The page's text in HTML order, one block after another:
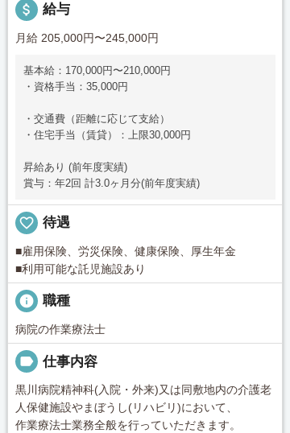
attach_money 給与
月給 205,000円〜245,000円
基本給：170,000円〜210,000円
・資格手当：35,000円
・交通費（距離に応じて支給）
・住宅手当（賃貸）：上限30,000円
昇給あり (前年度実績)
賞与：年2回 計3.0ヶ月分(前年度実績)
favorite_border 待遇
■雇用保険、労災保険、健康保険、厚生年金
■利用可能な託児施設あり
info 職種
病院の作業療法士
label 仕事内容
黒川病院精神科(入院・外来)又は同敷地内の介護老
人保健施設やまぼうし(リハビリ)において、
作業療法士業務全般を行っていただきます。